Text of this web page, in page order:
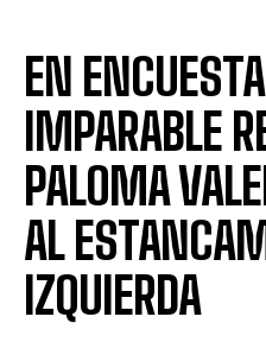
EN
IMPARABLE
PALOMA
AL
IZQUIERDA